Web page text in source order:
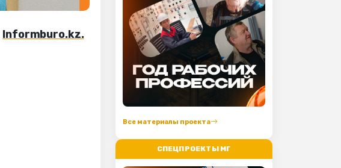
Informburo.kz.
Все материалы проекта
СПЕЦПРОЕКТЫ МГ